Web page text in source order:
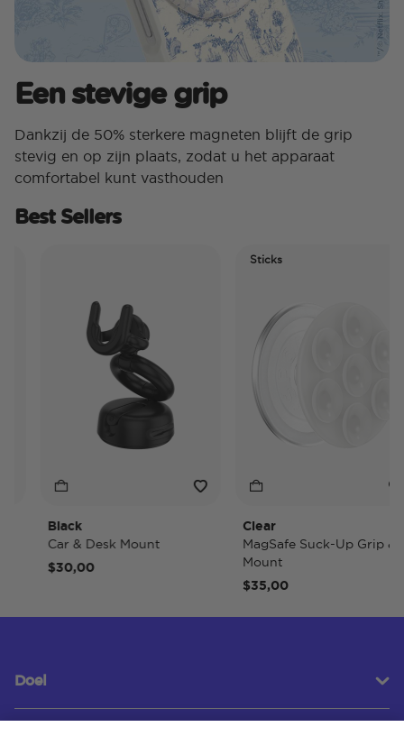
Een stevige grip
Dankzij de 50% sterkere magneten blijft de grip
stevig en op zijn plaats, zodat u het apparaat
comfortabel kunt vasthouden
Best Sellers
Black
Car & Desk Mount
$30,00
Sticks
Clear
MagSafe Suck-Up Grip &
Mount
$35,00
Doel